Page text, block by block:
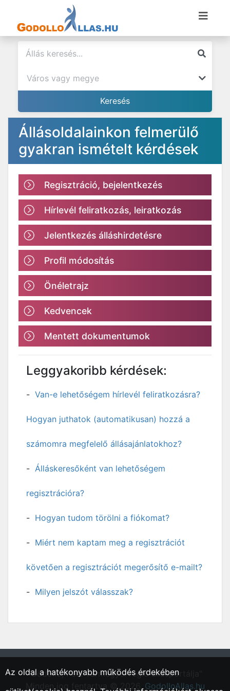
Állásoldalainkon felmerülő
gyakran ismételt kérdések
Regisztráció, bejelentkezés
Hírlevél feliratkozás, leiratkozás
Jelentkezés álláshirdetésre
Profil módosítás
Önéletrajz
Kedvencek
Mentett dokumentumok
Leggyakoribb kérdések:
Van-e lehetőségem hírlevél feliratkozásra?
Hogyan juthatok (automatikusan) hozzá a
számomra megfelelő állásajánlatokhoz?
Álláskeresőként van lehetőségem
regisztrációra?
Hogyan tudom törölni a fiókomat?
Miért nem kaptam meg a regisztrációt
követően a regisztrációt megerősítő e-mailt?
Milyen jelszót válasszak?
"Gödöllő, Pest vármegyei régió állásportálja"
Minden jog fentartva © 2026.GodolloAllas.hu
Az oldal a hatékonyabb működés érdekében